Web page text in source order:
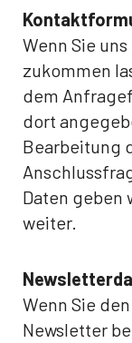
Wenn Sie
zukommen
dem
dort
Bearbeitung
Daten geben
weiter.
Wenn Sie
Newsletter